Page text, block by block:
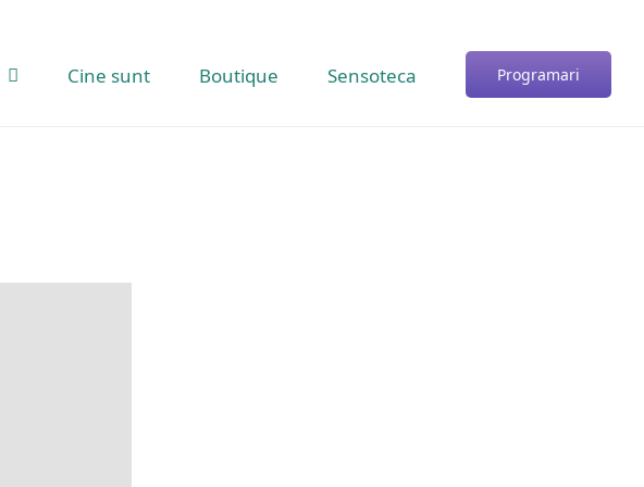
Cine sunt Boutique Sensoteca Programari